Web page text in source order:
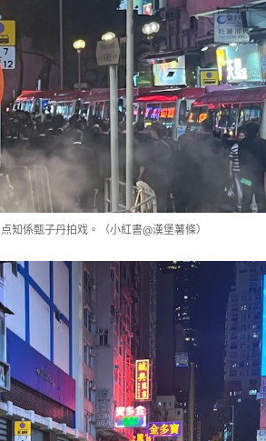
知係甄子丹拍戏。（小紅書@漢堡薯條）